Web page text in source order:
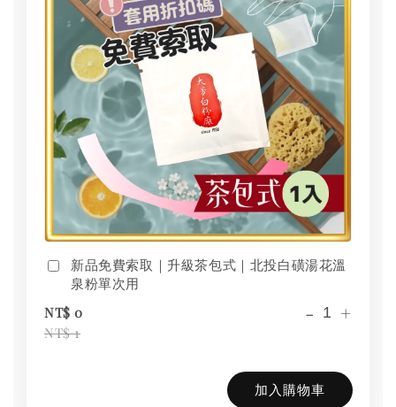
新品免費索取｜升級茶包式｜北投白磺湯花溫
泉粉單次用
NT$ 0
NT$ 1
- +
加入購物車